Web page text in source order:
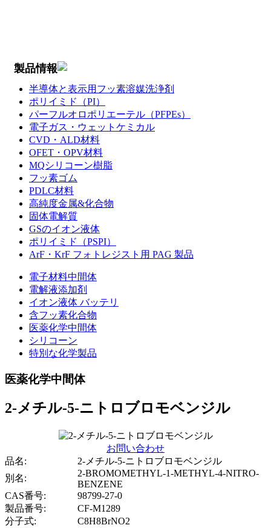
製品情報
半導体と表示用フッ素溶媒洗浄剤
ポリイミド（PI）
パーフルオロポリエーテル（PFPEs）
電子ガス・ウェットケミカル
CVD・ALD材料
OFET・OPV材料
MQシリコーン樹脂
フッ素ゴム
PDLC材料
高純度金属&化合物
固体電解質
GSのイオン液体
ポリイミド（PSPI）
ArF・KrF フォトレジスト用 PAG 製品
電子材料中間体
電解液添加剤
イオン液体 バッテリ
含フッ素化合物
医薬化学中間体
シリコーン
特別な化学製品
医薬化学中間体
2-メチル-5-ニトロブロモベンジル
お問い合わせ
品名:
2-メチル-5-ニトロブロモベンジル
別名:
2-BROMOMETHYL-1-METHYL-4-NITRO-
BENZENE
CAS番号:
98799-27-0
製品番号:
CF-M1289
分子式:
C8H8BrNO2